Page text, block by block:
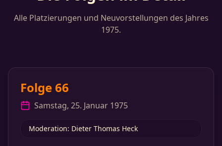
Alle Platzierungen und Neuvorstellungen des Jahres
1975.
Folge 66
Samstag, 25. Januar 1975
Moderation: Dieter Thomas Heck